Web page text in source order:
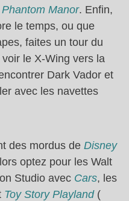
Phantom Manor. Enfin,
le temps, ou que
faites un tour du
le X-Wing vers la
Dark Vador et
avec les navettes
des mordus de Disney
optez pour les Walt
Studio avec Cars, les
Toy Story Playland(